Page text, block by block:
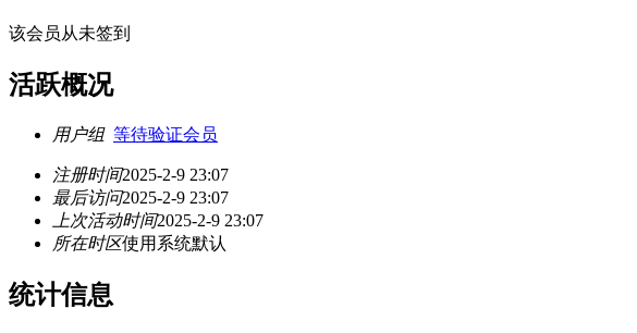
该会员从未签到
活跃概况
用户组 等待验证会员
注册时间2025-2-9 23:07
最后访问2025-2-9 23:07
上次活动时间2025-2-9 23:07
所在时区使用系统默认
统计信息